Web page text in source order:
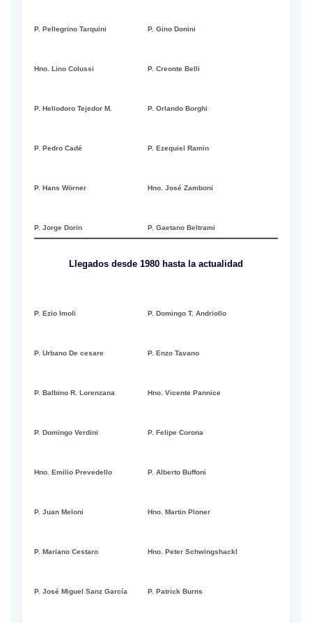
P. Pellegrino Tarquini P. Gino Donini
Hno. Lino Colussi P. Creonte Belli
P. Heliodoro Tejedor M. P. Orlando Borghi
P. Pedro Cadé P. Ezequiel Ramin
P. Hans Wörner Hno. José Zamboni
P. Jorge Dorin P. Gaetano Beltrami
Llegados desde 1980 hasta la actualidad
P. Ezio Imoli P. Domingo T. Andriollo
P. Urbano De cesare P. Enzo Tavano
P. Balbino R. Lorenzana Hno. Vicente Pannice
P. Domingo Verdini P. Felipe Corona
Hno. Emilio Prevedello P. Alberto Buffoni
P. Juan Meloni Hno. Martin Ploner
P. Mariano Cestaro Hno. Peter Schwingshackl
P. José Miguel Sanz García P. Patrick Burns